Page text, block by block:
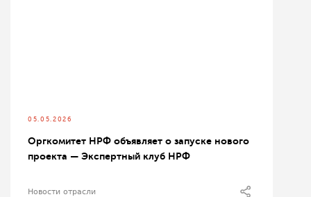
05.05.2026
Оргкомитет НРФ объявляет о запуске нового
проекта — Экспертный клуб НРФ
Новости отрасли